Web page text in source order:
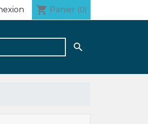
shopping_cart Panier (0)
